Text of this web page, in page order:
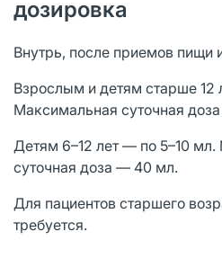
дозировка
Внутрь, после приемов пищи
Взрослым и детям старше 12
Максимальная суточная
Детям 6–12 лет — по 5–10
суточная доза — 40 мл.
Для пациентов старшего
требуется.